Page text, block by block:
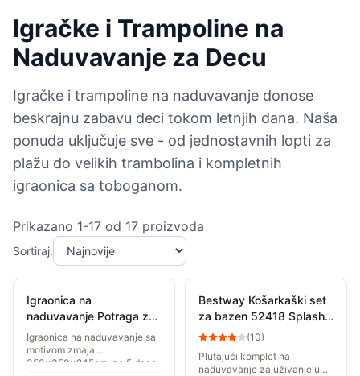
Igračke i Trampoline na
Naduvavanje za Decu
Igračke i trampoline na naduvavanje donose
beskrajnu zabavu deci tokom letnjih dana. Naša
ponuda uključuje sve - od jednostavnih lopti za
plažu do velikih trambolina i kompletnih
igraonica sa toboganom.
Prikazano 1-17 od 17 proizvoda
Sortiraj:
Igraonica na
naduvavanje Potraga za
zmajem,
350x350x245cm
Igraonica na naduvavanje sa
motivom zmaja,
350x350x245cm, za 5 dece
Bestway Košarkaški set
za bazen 52418 Splash
N Hoop
(10)
Plutajući komplet na
naduvavanje za uživanje u